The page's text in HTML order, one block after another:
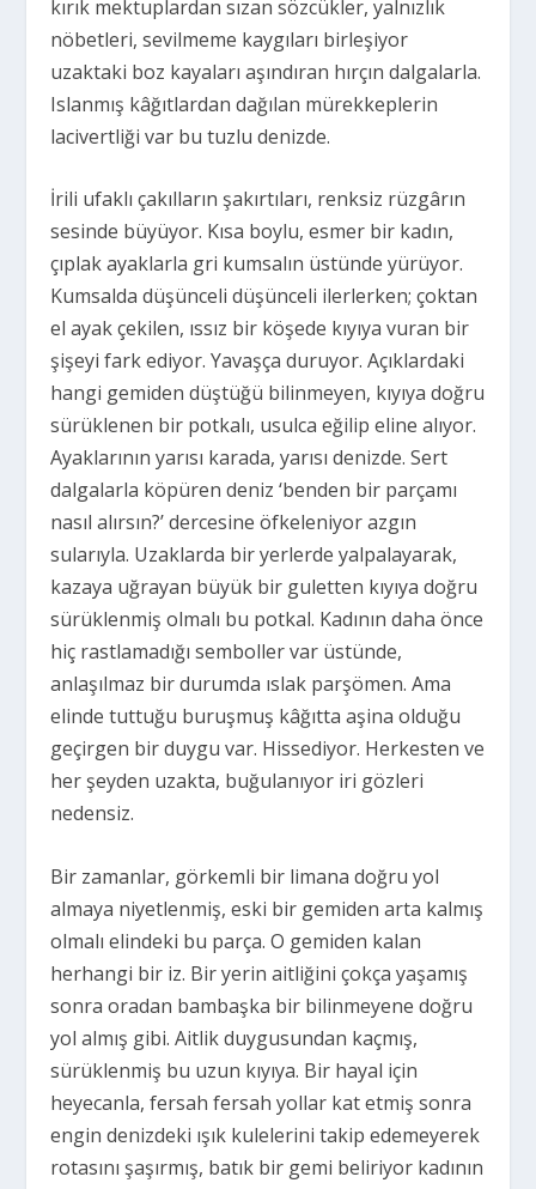
kırık mektuplardan sızan sözcükler, yalnızlık
nöbetleri, sevilmeme kaygıları birleşiyor
uzaktaki boz kayaları aşındıran hırçın dalgalarla.
Islanmış kâğıtlardan dağılan mürekkeplerin
lacivertliği var bu tuzlu denizde.
İrili ufaklı çakılların şakırtıları, renksiz rüzgârın
sesinde büyüyor. Kısa boylu, esmer bir kadın,
çıplak ayaklarla gri kumsalın üstünde yürüyor.
Kumsalda düşünceli düşünceli ilerlerken; çoktan
el ayak çekilen, ıssız bir köşede kıyıya vuran bir
şişeyi fark ediyor. Yavaşça duruyor. Açıklardaki
hangi gemiden düştüğü bilinmeyen, kıyıya doğru
sürüklenen bir potkalı, usulca eğilip eline alıyor.
Ayaklarının yarısı karada, yarısı denizde. Sert
dalgalarla köpüren deniz ‘benden bir parçamı
nasıl alırsın?’dercesine öfkeleniyor azgın
sularıyla. Uzaklarda bir yerlerde yalpalayarak,
kazaya uğrayan büyük bir guletten kıyıya doğru
sürüklenmiş olmalı bu potkal. Kadının daha önce
hiç rastlamadığı semboller var üstünde,
anlaşılmaz bir durumda ıslak parşömen. Ama
elinde tuttuğu buruşmuş kâğıtta aşina olduğu
geçirgen bir duygu var. Hissediyor. Herkesten ve
her şeyden uzakta, buğulanıyor iri gözleri
nedensiz.
Bir zamanlar, görkemli bir limana doğru yol
almaya niyetlenmiş, eski bir gemiden arta kalmış
olmalı elindeki bu parça. O gemiden kalan
herhangi bir iz. Bir yerin aitliğini çokça yaşamış
sonra oradan bambaşka bir bilinmeyene doğru
yol almış gibi. Aitlik duygusundan kaçmış,
sürüklenmiş bu uzun kıyıya. Bir hayal için
heyecanla, fersah fersah yollar kat etmiş sonra
engin denizdeki ışık kulelerini takip edemeyerek
rotasını şaşırmış, batık bir gemi beliriyor kadının